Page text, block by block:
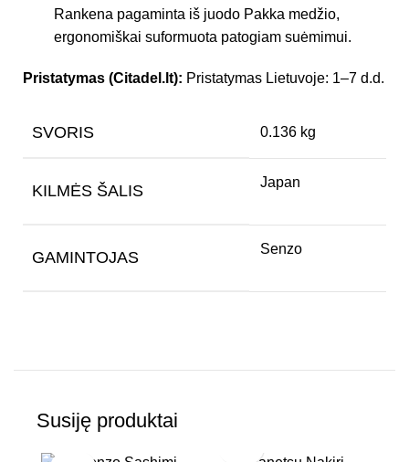
Rankena pagaminta iš juodo Pakka medžio,
ergonomiškai suformuota patogiam suėmimui.
Pristatymas (Citadel.lt): Pristatymas Lietuvoje: 1–7 d.d.
SVORIS 0.136 kg
KILMĖS ŠALIS Japan
GAMINTOJAS Senzo
Susiję produktai